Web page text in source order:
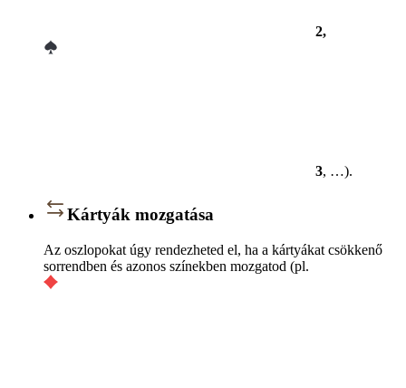
2,
3, …).
Kártyák mozgatása
Az oszlopokat úgy rendezheted el, ha a kártyákat csökkenő
sorrendben és azonos színekben mozgatod (pl.